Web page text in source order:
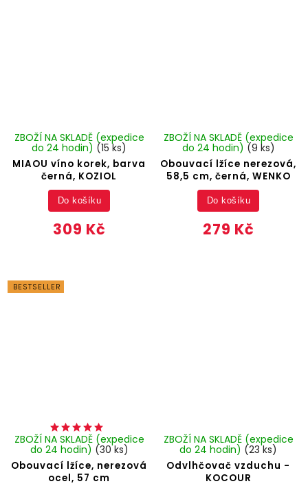
MIAOU víno korek, barva
černá, KOZIOL
ZBOŽÍ NA SKLADĚ (expedice
do 24 hodin) (15 ks)
309 Kč
Do košíku
Obouvací lžíce nerezová,
58,5 cm, černá, WENKO
ZBOŽÍ NA SKLADĚ (expedice
do 24 hodin) (9 ks)
279 Kč
Do košíku
BESTSELLER
Obouvací lžíce, nerezová
ocel, 57 cm
ZBOŽÍ NA SKLADĚ (expedice
do 24 hodin) (30 ks)
Odvlhčovač vzduchu -
KOCOUR
ZBOŽÍ NA SKLADĚ (expedice
do 24 hodin) (23 ks)